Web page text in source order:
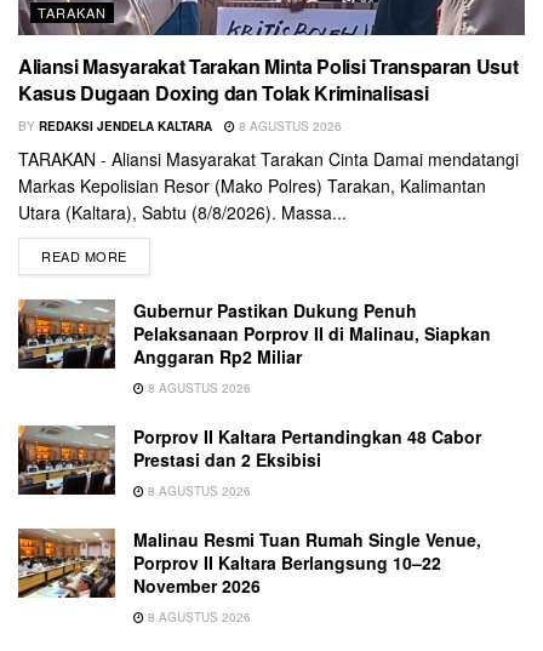
TARAKAN
Aliansi Masyarakat Tarakan Minta Polisi Transparan Usut
Kasus Dugaan Doxing dan Tolak Kriminalisasi
BY REDAKSI JENDELA KALTARA 8 AGUSTUS 2026
TARAKAN - Aliansi Masyarakat Tarakan Cinta Damai mendatangi
Markas Kepolisian Resor (Mako Polres) Tarakan, Kalimantan
Utara (Kaltara), Sabtu (8/8/2026). Massa...
READ MORE
Gubernur Pastikan Dukung Penuh
Pelaksanaan Porprov II di Malinau, Siapkan
Anggaran Rp2 Miliar
8 AGUSTUS 2026
Porprov II Kaltara Pertandingkan 48 Cabor
Prestasi dan 2 Eksibisi
8 AGUSTUS 2026
Malinau Resmi Tuan Rumah Single Venue,
Porprov II Kaltara Berlangsung 10–22
November 2026
8 AGUSTUS 2026